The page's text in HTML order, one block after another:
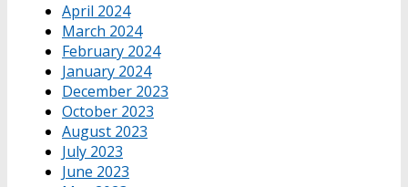
April 2024
March 2024
February 2024
January 2024
December 2023
October 2023
August 2023
July 2023
June 2023